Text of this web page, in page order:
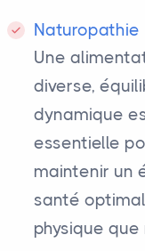
Naturopathie
Une
diverse,
dynamique
essentielle
maintenir un
santé
physique